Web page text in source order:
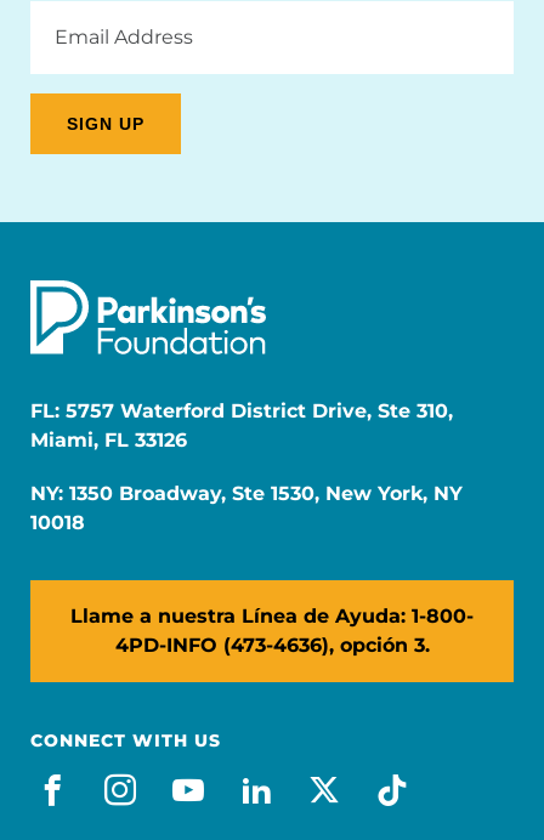
Address
FL: 5757 Waterford District Drive, Ste 310,
Miami, FL 33126
NY: 1350 Broadway, Ste 1530, New York, NY
10018
Llame a nuestra Línea de Ayuda: 1-800-
4PD-INFO (473-4636), opción 3.
CONNECT WITH US
facebook_es
instagram
youtube
linkedin
x-socialtiktok